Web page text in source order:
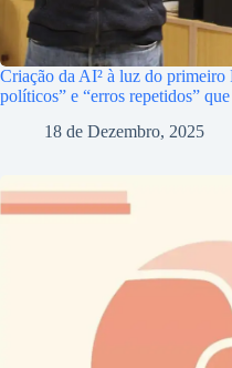
Criação da AI² à luz do primeiro
políticos” e “erros repetidos”
18 de Dezembro, 2025